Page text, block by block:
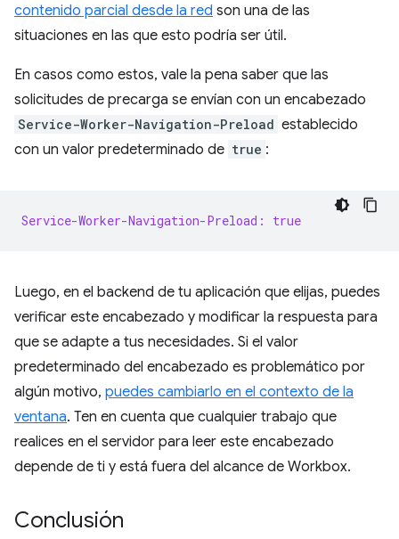
contenido parcial desde la red son una de las
situaciones en las que esto podría ser útil.
En casos como estos, vale la pena saber que las
solicitudes de precarga se envían con un encabezado
Service-Worker-Navigation-Preload establecido
con un valor predeterminado de true :
Service-Worker-Navigation-Preload: true
Luego, en el backend de tu aplicación que elijas, puedes
verificar este encabezado y modificar la respuesta para
que se adapte a tus necesidades. Si el valor
predeterminado del encabezado es problemático por
algún motivo, puedes cambiarlo en el contexto de la
ventana. Ten en cuenta que cualquier trabajo que
realices en el servidor para leer este encabezado
depende de ti y está fuera del alcance de Workbox.
Conclusión